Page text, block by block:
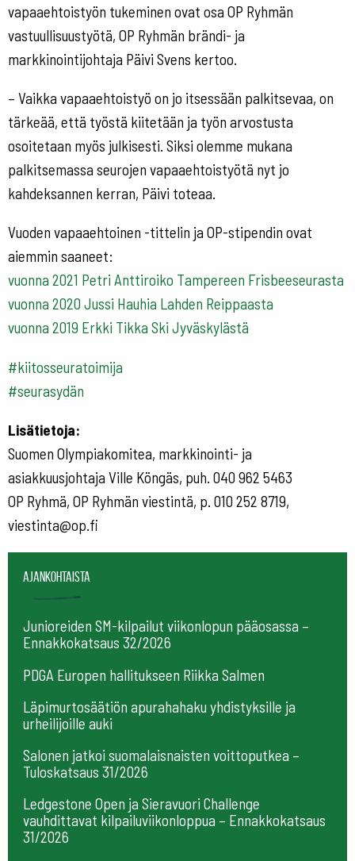
vapaaehtoistyön tukeminen ovat osa OP Ryhmän
vastuullisuustyötä, OP Ryhmän brändi- ja
markkinointijohtaja Päivi Svens kertoo.
– Vaikka vapaaehtoistyö on jo itsessään palkitsevaa, on
tärkeää, että työstä kiitetään ja työn arvostusta
osoitetaan myös julkisesti. Siksi olemme mukana
palkitsemassa seurojen vapaaehtoistyötä nyt jo
kahdeksannen kerran, Päivi toteaa.
Vuoden vapaaehtoinen -tittelin ja OP-stipendin ovat
aiemmin saaneet:
vuonna 2021 Petri Anttiroiko Tampereen Frisbeeseurasta
vuonna 2020 Jussi Hauhia Lahden Reippaasta
vuonna 2019 Erkki Tikka Ski Jyväskylästä
#kiitosseuratoimija
#seurasydän
Lisätietoja:
Suomen Olympiakomitea, markkinointi- ja
asiakkuusjohtaja Ville Köngäs, puh. 040 962 5463
OP Ryhmä, OP Ryhmän viestintä, p. 010 252 8719,
viestinta@op.fi
Ajankohtaista
Junioreiden SM-kilpailut viikonlopun pääosassa –
Ennakkokatsaus 32/2026
PDGA Europen hallitukseen Riikka Salmen
Läpimurtosäätiön apurahahaku yhdistyksille ja
urheilijoille auki
Salonen jatkoi suomalaisnaisten voittoputkea –
Tuloskatsaus 31/2026
Ledgestone Open ja Sieravuori Challenge
vauhdittavat kilpailuviikonloppua – Ennakkokatsaus
31/2026